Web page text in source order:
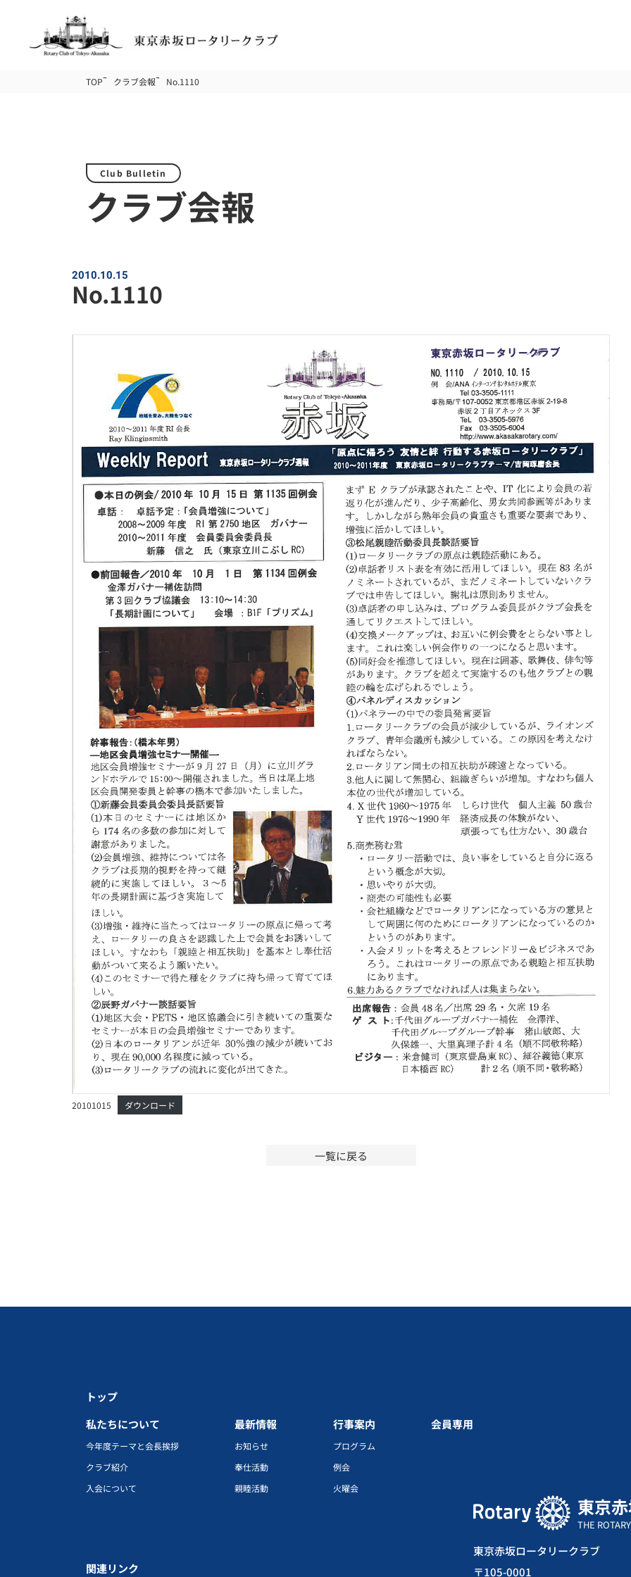
TOP クラブ会報 No.1110
Club Bulletin
クラブ会報
2010.10.15
No.1110
20101015 ダウンロード
一覧に戻る
トップ
私たちについて
今年度テーマと会長挨拶
クラブ紹介
入会について
最新情報
お知らせ
奉仕活動
親睦活動
行事案内
プログラム
例会
火曜会
会員専用
関連リンク
東京
THE
東京赤坂ロータリークラブ
〒105-0001